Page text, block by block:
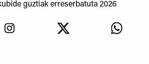
guztiak erreserbatuta 2026